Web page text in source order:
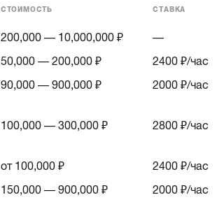
СТОИМОСТЬ СТАВКА
200,000 — 10,000,000 ₽
—
50,000 — 200,000 ₽ 2400 ₽/час
90,000 — 900,000 ₽ 2000 ₽/час
100,000 — 300,000 ₽ 2800 ₽/час
от 100,000 ₽ 2400 ₽/час
150,000 — 900,000 ₽ 2000 ₽/час